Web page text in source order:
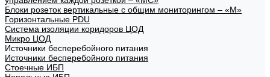
Блоки розеток вертикальные с общим мониторингом – «М»
Горизонтальные PDU
Система изоляции коридоров ЦОД
Микро ЦОД
Источники бесперебойного питания
Источники бесперебойного питания
Стоечные ИБП